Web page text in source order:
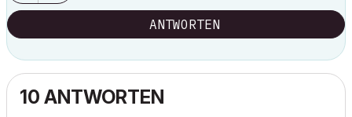
ANTWORTEN
10 ANTWORTEN